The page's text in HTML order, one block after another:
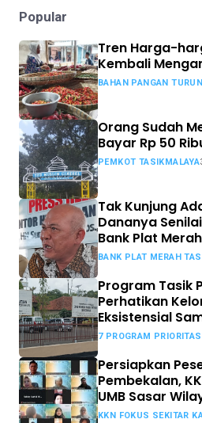
Popular
Tren Harga-
Kembali
BAHAN PANGAN
Orang Sudah
Bayar Rp 50
PEMKOT TASIKMALAYA
Tak Kunjung
Dananya
Bank Plat
Siap Tempuh
BANK PLAT MERAH
Program Tasik
Perhatikan
Eksistensial
MBG
7 PROGRAM PRIORITAS
Persiapkan
Pembekalan,
UMB Sasar
Sekitar Kampus
KKN FOKUS SEKITAR